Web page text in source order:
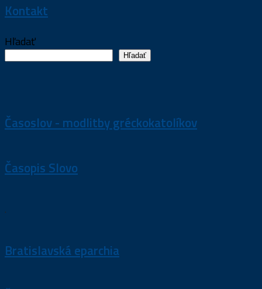
Kontakt
Hľadať
Hľadať
Časoslov - modlitby gréckokatolíkov
Časopis Slovo
.
Bratislavská eparchia